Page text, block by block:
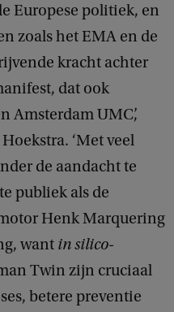
Europese politiek, en
zoals het EMA en de
kracht achter
dat ook
Amsterdam UMC’,
‘Met veel
de aandacht te
publiek als de
Henk Marquering
want in silico-
Twin zijn cruciaal
betere preventie